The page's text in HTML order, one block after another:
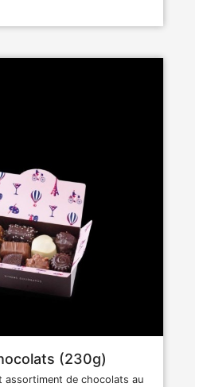
(230g)
assortiment de chocolats au